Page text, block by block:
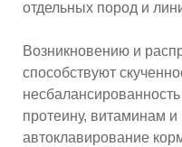
отдельных пород и
Возникновению и
способствуют
протеину, витаминам
автоклавирование